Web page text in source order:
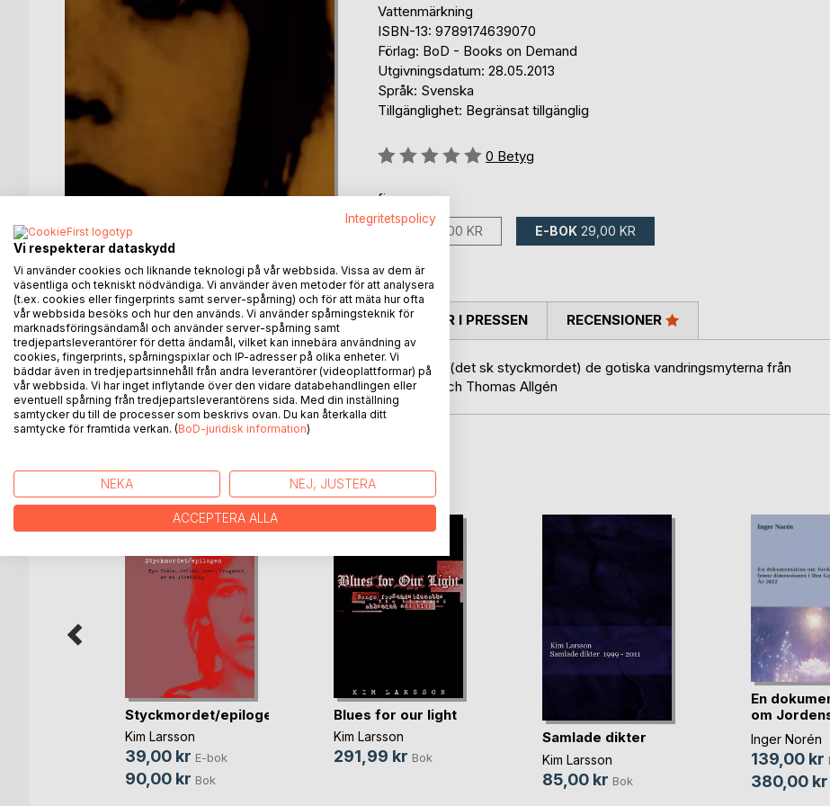
Vattenmärkning
ISBN-13: 9789174639070
Förlag: BoD - Books on Demand
Utgivningsdatum: 28.05.2013
Språk: Svenska
Tillgänglighet: Begränsat tillgänglig
Betyg::
0 Betyg
finns som:
BOK 50,00 KR E-BOK 29,00 KR
BESKRIVNING
En litterär analys av intrigerna kring Catrine da Costas död (det sk styckmordet) de gotiska vandringsmyterna från
80-talet och justitiemordet på de två läkarna Teet Härm och Thomas Allgén
FÖRFATTARE KOMMENTARER I PRESSEN RECENSIONER
ANDRA TITLAR HOSBoD
Styckmordet/epilogen
Kim Larsson
39,00 kr E-bok
90,00 kr Bok
Blues for our light
Kim Larsson
291,99 kr Bok
Samlade dikter
Kim Larsson
85,00 kr Bok
En
om
t(...)
Inger Norén
139,00 kr
380,00 kr
Integritetspolicy
Vi respekterar dataskydd
Vi använder cookies och liknande teknologi på vår webbsida. Vissa av dem är
väsentliga och tekniskt nödvändiga. Vi använder även metoder för att analysera
(t.ex. cookies eller fingerprints samt server-spårning) och för att mäta hur ofta
vår webbsida besöks och hur den används. Vi använder spårningsteknik för
marknadsföringsändamål och använder server-spårning samt
tredjepartsleverantörer för detta ändamål, vilket kan innebära användning av
cookies, fingerprints, spårningspixlar och IP-adresser på olika enheter. Vi
bäddar även in tredjepartsinnehåll från andra leverantörer (videoplattformar) på
vår webbsida. Vi har inget inflytande över den vidare databehandlingen eller
eventuell spårning från tredjepartsleverantörens sida. Med din inställning
samtycker du till de processer som beskrivs ovan. Du kan återkalla ditt
samtycke för framtida verkan. (BoD-juridisk information)
NEKA NEJ, JUSTERA
ACCEPTERA ALLA